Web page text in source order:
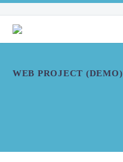
WEB PROJECT (DEMO)